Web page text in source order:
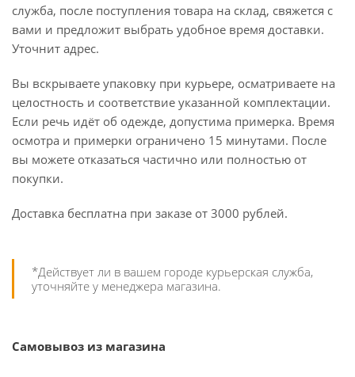
служба, после поступления товара на склад, свяжется с
вами и предложит выбрать удобное время доставки.
Уточнит адрес.
Вы вскрываете упаковку при курьере, осматриваете на
целостность и соответствие указанной комплектации.
Если речь идёт об одежде, допустима примерка. Время
осмотра и примерки ограничено 15 минутами. После
вы можете отказаться частично или полностью от
покупки.
Доставка бесплатна при заказе от 3000 рублей.
*Действует ли в вашем городе курьерская служба,
уточняйте у менеджера магазина.
Самовывоз из магазина